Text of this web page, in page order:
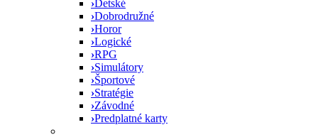
›Detské
›Dobrodružné
›Horor
›Logické
›RPG
›Simulátory
›Športové
›Stratégie
›Závodné
›Predplatné karty